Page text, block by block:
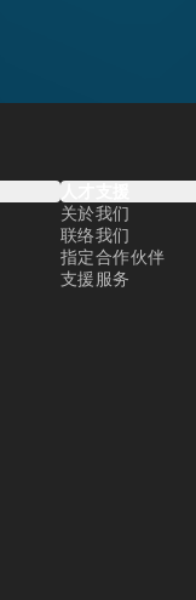
人才支援
关於我们
联络我们
指定合作伙伴
支援服务